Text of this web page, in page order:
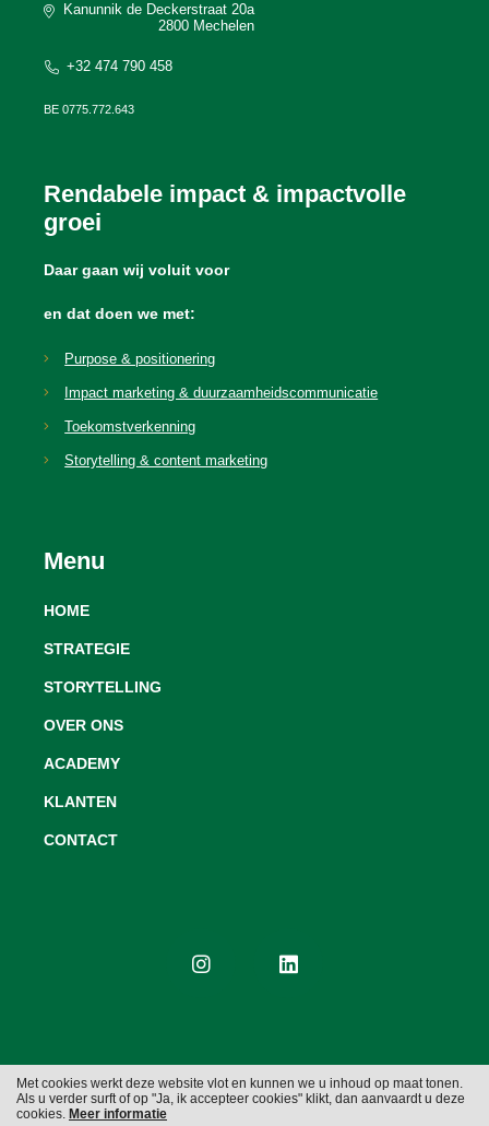
Rendabele impact & impactvolle
groei
Daar gaan wij voluit voor
en dat doen we met:
Purpose & positionering
Impact marketing & duurzaamheidscommunicatie
Toekomstverkenning
Storytelling & content marketing
Menu
HOME
STRATEGIE
STORYTELLING
OVER ONS
ACADEMY
KLANTEN
CONTACT
Kanunnik de Deckerstraat 20a
2800 Mechelen
+32 474 790 458
BE 0775.772.643
Cookies Privacy
Met cookies werkt deze website vlot en kunnen we u inhoud op maat tonen.
Als u verder surft of op "Ja, ik accepteer cookies" klikt, dan aanvaardt u deze
cookies. Meer informatie